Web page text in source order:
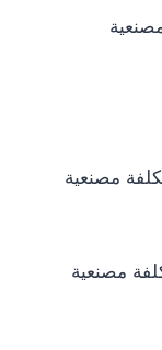
إلى 25.00€ وسعر البيع إلى 25.75€, مع تكلفة مصنعية
للبيع الخام. أما مع إضافة المصنعية، فيرتفع سعر الشراء إلى $118.07 وسعر البيع إلى $121.61, مع تكلفة مصنعية
الخام. أما مع إضافة المصنعية، فيرتفع سعر الشراء إلى $108.23 وسعر البيع إلى $111.48, مع تكلفة مصنعية